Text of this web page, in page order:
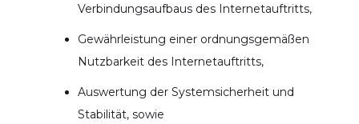
Verbindungsaufbaus des Internetauftritts,
Gewährleistung einer ordnungsgemäßen
Nutzbarkeit des Internetauftritts,
Auswertung der Systemsicherheit und
Stabilität, sowie